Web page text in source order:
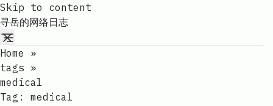
Skip to content
寻岳的网络日志
Home
»
tags »
medical
Tag: medical